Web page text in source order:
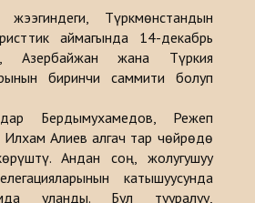
Түркмөнстандын
аймагында 14-декабрь
Азербайжан жана Түркия
биринчи саммити болуп
Бердымухамедов, Режеп
Алиев алгач тар чөйрөдө
Андан соң, жолугушуу
катышуусунда
уланды. Бул тууралуу,